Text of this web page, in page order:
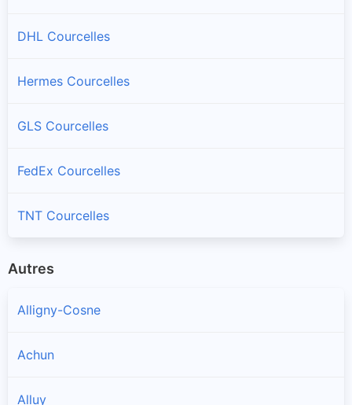
DHL Courcelles
Hermes Courcelles
GLS Courcelles
FedEx Courcelles
TNT Courcelles
Autres
Alligny-Cosne
Achun
Alluy